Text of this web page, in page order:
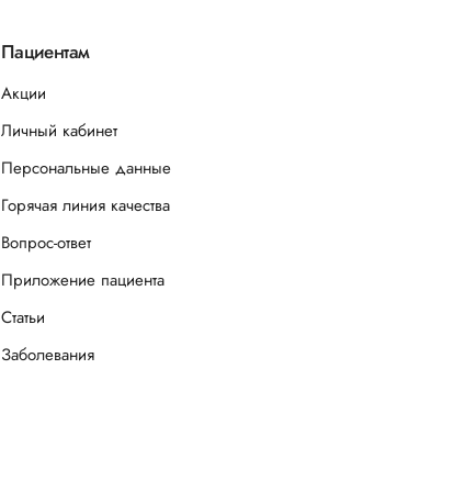
Пациентам
Акции
Личный кабинет
Персональные данные
Горячая линия качества
Вопрос-ответ
Приложение пациента
Статьи
Заболевания